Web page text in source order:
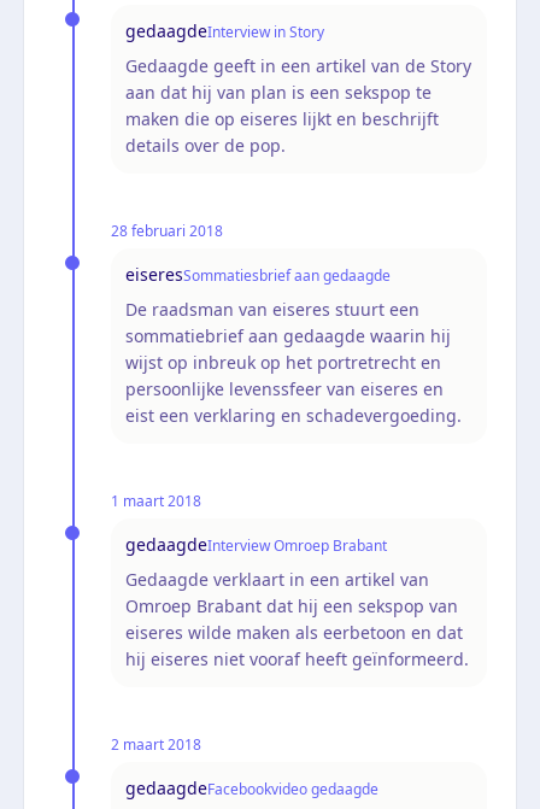
gedaagdeInterview in Story
Gedaagde geeft in een artikel van de Story
aan dat hij van plan is een sekspop te
maken die op eiseres lijkt en beschrijft
details over de pop.
28 februari 2018
eiseresSommatiesbrief aan gedaagde
De raadsman van eiseres stuurt een
sommatiebrief aan gedaagde waarin hij
wijst op inbreuk op het portretrecht en
persoonlijke levenssfeer van eiseres en
eist een verklaring en schadevergoeding.
1 maart 2018
gedaagdeInterview Omroep Brabant
Gedaagde verklaart in een artikel van
Omroep Brabant dat hij een sekspop van
eiseres wilde maken als eerbetoon en dat
hij eiseres niet vooraf heeft geïnformeerd.
2 maart 2018
gedaagdeFacebookvideo gedaagde